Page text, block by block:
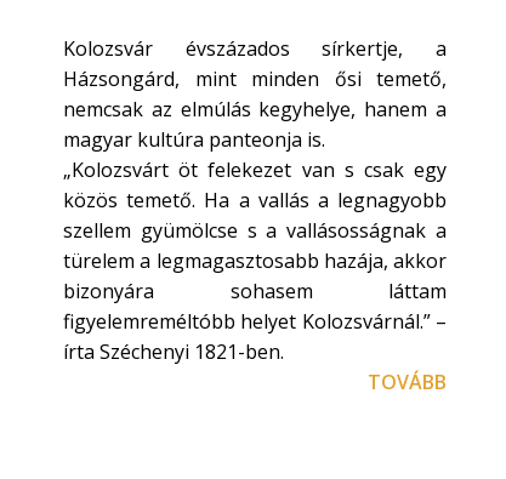
Kolozsvár évszázados sírkertje, a
Házsongárd, mint minden ősi temető,
nemcsak az elmúlás kegyhelye, hanem a
magyar kultúra panteonja is.
„Kolozsvárt öt felekezet van s csak egy
közös temető. Ha a vallás a legnagyobb
szellem gyümölcse s a vallásosságnak a
türelem a legmagasztosabb hazája, akkor
bizonyára sohasem láttam
figyelemreméltóbb helyet Kolozsvárnál.” –
írta Széchenyi 1821-ben.
TOVÁBB